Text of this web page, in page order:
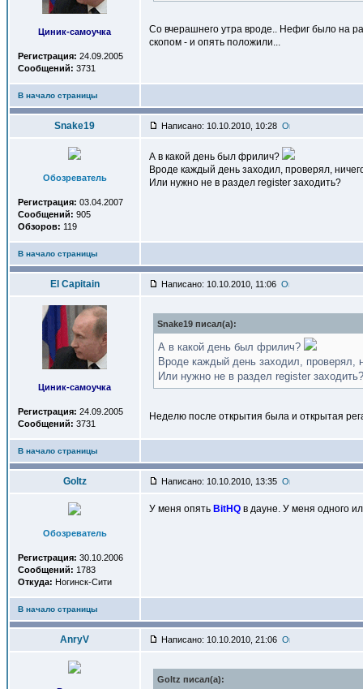
Циник-самоучка
Регистрация: 24.09.2005
Сообщений: 3731
Cо вчерашнего утра вроде.. Нефиг было на
скопом - и опять положили...
В начало страницы
Snake19 Написано: 10.10.2010, 10:28
Обозреватель
Регистрация: 03.04.2007
Сообщений: 905
Обзоров: 119
А в какой день был фрилич?
Вроде каждый день заходил, проверял,
Или нужно не в раздел register заходить?
В начало страницы
El Capitain Написано: 10.10.2010, 11:06
Циник-самоучка
Регистрация: 24.09.2005
Сообщений: 3731
Snake19 писал(a):
А в какой день был фрилич?
Вроде каждый день заходил, проверял,
Или нужно не в раздел register заходить?
Неделю после открытия была и открытая
В начало страницы
Goltz Написано: 10.10.2010, 13:35
Обозреватель
Регистрация: 30.10.2006
Сообщений: 1783
Откуда: Ногинск-Сити
У меня опять BitHQ в дауне. У меня одного
В начало страницы
AnryV Написано: 10.10.2010, 21:06
Goltz писал(a):